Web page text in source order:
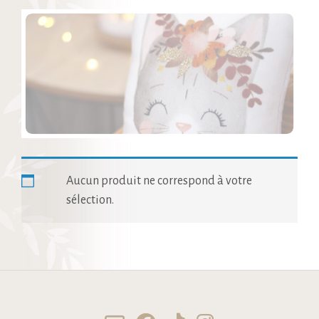
Aucun produit ne correspond à votre
sélection.